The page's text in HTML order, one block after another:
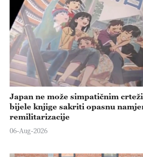
Japan ne može simpatičnim
bijele knjige sakriti opasnu
remilitarizacije
06-Aug-2026